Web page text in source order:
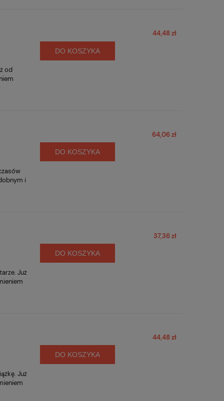
od
44,48 zł
DO KOSZYKA
i
64,06 zł
DO KOSZYKA
Już
37,36 zł
DO KOSZYKA
Już
44,48 zł
DO KOSZYKA